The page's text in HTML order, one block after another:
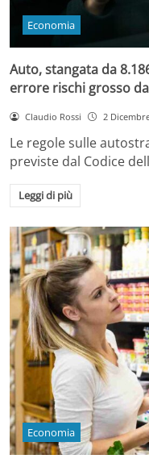
Economia
Auto, stangata da
errore rischi grosso
Claudio Rossi 2
Le regole sulle
previste dal Codice
Leggi di più
Economia